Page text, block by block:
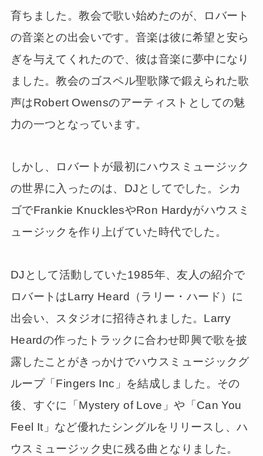
育ちました。教会で歌い始めたのが、ロバート
の音楽との出会いです。音楽は彼に希望と安ら
ぎを与えてくれたので、彼は音楽に夢中になり
ました。教会のゴスペル聖歌隊で鍛えられた歌
声はRobert Owensのアーティストとしての魅
力の一つとなっています。
しかし、ロバートが最初にハウスミュージック
の世界に入ったのは、DJとしてでした。シカ
ゴでFrankie KnucklesやRon Hardyがハウスミ
ュージックを作り上げていた時代でした。
DJとして活動していた1985年、友人の紹介で
ロバートはLarry Heard（ラリー・ハード）に
出会い、スタジオに招待されました。Larry
Heardの作ったトラックに合わせ即興で歌を披
露したことがきっかけでハウスミュージックグ
ループ「Fingers Inc」を結成しました。その
後、すぐに「Mystery of Love」や「Can You
Feel It」など優れたシングルをリリースし、ハ
ウスミュージック史に残る曲となりました。